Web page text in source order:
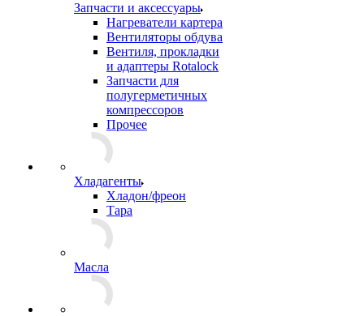
Запчасти и аксессуары
Нагреватели картера
Вентиляторы обдува
Вентиля, прокладки
и адаптеры Rotalock
Запчасти для
полугерметичных
компрессоров
Прочее
Хладагенты
Хладон/фреон
Тара
Масла